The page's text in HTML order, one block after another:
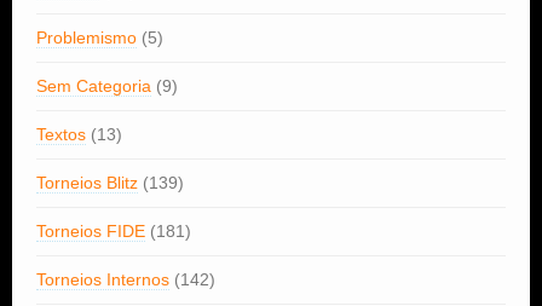
Problemismo (5)
Sem Categoria (9)
Textos (13)
Torneios Blitz (139)
Torneios FIDE (181)
Torneios Internos (142)